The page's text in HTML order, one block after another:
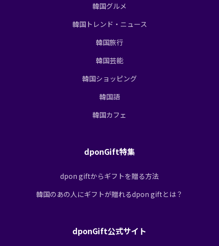
韓国グルメ
韓国トレンド・ニュース
韓国旅行
韓国芸能
韓国ショッピング
韓国語
韓国カフェ
dponGift特集
dpon giftからギフトを贈る方法
韓国のあの人にギフトが贈れるdpon giftとは？
dponGift公式サイト